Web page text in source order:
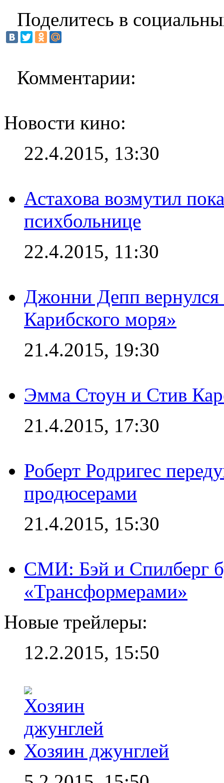
Поделитесь в
Комментарии:
Новости кино:
22.4.2015, 13:30
Астахова возмутил
психбольнице
22.4.2015, 11:30
Джонни Депп
Карибского моря»
21.4.2015, 19:30
Эмма Стоун и Стив
21.4.2015, 17:30
Роберт Родригес
продюсерами
21.4.2015, 15:30
СМИ: Бэй и Спилберг
«Трансформерами»
Новые трейлеры:
12.2.2015, 15:50
Хозяин джунглей